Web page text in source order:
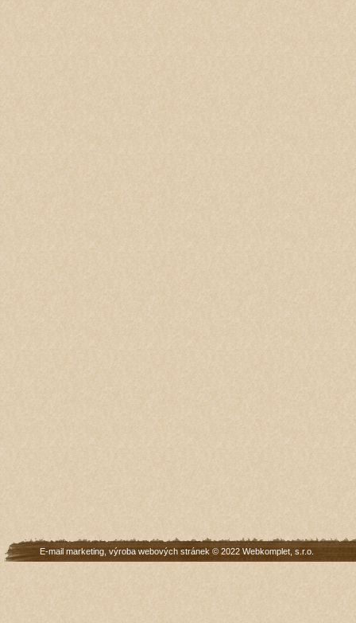
E-mail marketing výroba webových stránek © 2022 Webkomplet, s.r.o.